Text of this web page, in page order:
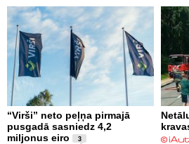
“Virši” neto peļņa pirmajā
pusgadā sasniedz 4,2
miljonus eiro
3